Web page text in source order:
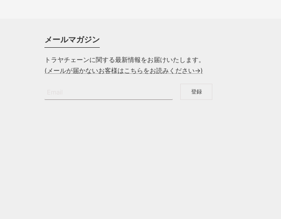
メールマガジン
トラヤチェーンに関する最新情報をお届けいたします。
(メールが届かないお客様はこちらをお読みください→)
登録